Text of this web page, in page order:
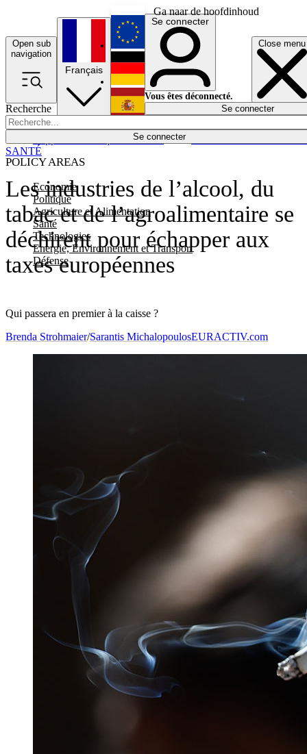
Ga naar de hoofdinhoud
Open sub
navigation
Close menu
Recherche
Se connecter
POLICY AREAS
Economie
Politique
Agriculture et Alimentation
Santé
Technologies
Energie, Environnement et Transport
Défense
Économie
Français
English
Deutsch
Español
Se connecter
Vous êtes déconnecté.
Se connecter
Les industries de l’alcool, du
tabac et de l’agroalimentaire se
déchirent pour échapper aux
taxes européennes
Qui passera en premier à la caisse ?
SANTÉ
Brenda Strohmaier/Sarantis MichalopoulosEURACTIV.com